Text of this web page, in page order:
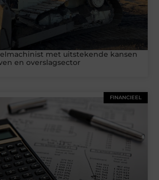
met uitstekende kansen
en overslagsector
FINANCIEEL